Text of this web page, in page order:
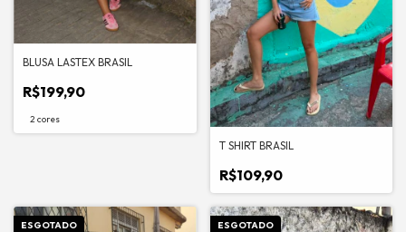
BLUSA LASTEX BRASIL
R$199,90
2 cores
T SHIRT BRASIL
R$109,90
ESGOTADO ESGOTADO